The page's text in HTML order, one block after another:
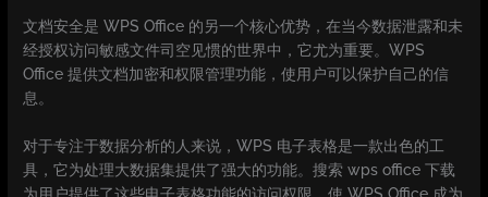
文档安全是 WPS Office 的另一个核心优势，在当今数据泄露和未
经授权访问敏感文件司空见惯的世界中，它尤为重要。WPS
Office 提供文档加密和权限管理功能，使用户可以保护自己的信
息。
对于专注于数据分析的人来说，WPS 电子表格是一款出色的工
具，它为处理大数据集提供了强大的功能。搜索 wps office 下载